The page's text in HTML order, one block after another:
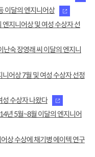
이달의 엔지니어상
지니어상 및 여성 수상자 선
난숙 장영래 씨 이달의 엔지니
어상 7월 및 여성 수상자 선정
수상자 나왔다
년 5월~8월 이달의 엔지니어
상 수상에 채기병 에이텍 연구